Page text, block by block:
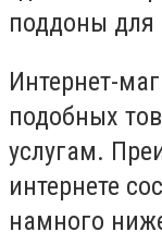
поддоны для
Интернет-
подобных
услугам.
интернете
намного